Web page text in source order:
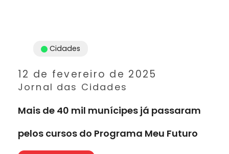
12 de fevereiro de 2025
Jornal das Cidades
Cidades
Mais de 40 mil munícipes já passaram
pelos cursos do Programa Meu Futuro